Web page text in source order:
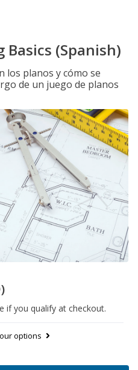
(Spanish)
los planos y cómo se
de un juego de planos
if you qualify at checkout.
options